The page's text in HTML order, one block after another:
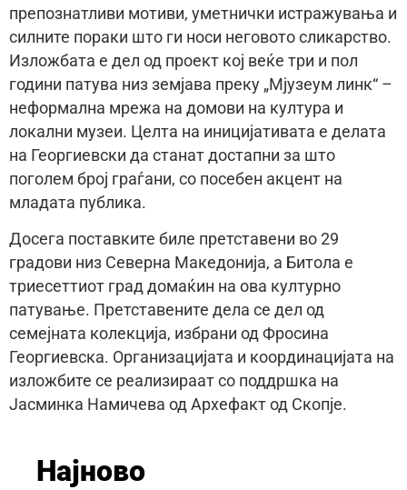
препознатливи мотиви, уметнички истражувања и
силните пораки што ги носи неговото сликарство.
Изложбата е дел од проект кој веќе три и пол
години патува низ земјава преку „Мјузеум линк“ –
неформална мрежа на домови на култура и
локални музеи. Целта на иницијативата е делата
на Георгиевски да станат достапни за што
поголем број граѓани, со посебен акцент на
младата публика.
Досега поставките биле претставени во 29
градови низ Северна Македонија, а Битола е
триесеттиот град домаќин на ова културно
патување. Претставените дела се дел од
семејната колекција, избрани од Фросина
Георгиевска. Организацијата и координацијата на
изложбите се реализираат со поддршка на
Јасминка Намичева од Архефакт од Скопје.
Најново